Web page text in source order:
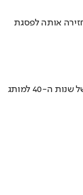
אותה לפסגת
איך אסם הפכה את תקופת הצנע והמחסור הקשה של שנות ה-40 למותג